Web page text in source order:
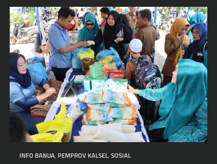
INFO BANUA, PEMPROV KALSEL, SOSIAL